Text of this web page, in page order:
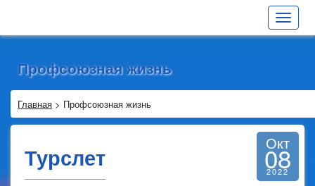
Toggle
Профсоюзная жизнь
Главная > Профсоюзная жизнь
Турслет Окт
08
2022